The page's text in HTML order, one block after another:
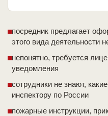
посредник предлагает
этого вида деятельности
непонятно, требуется
уведомления
сотрудники не знают,
инспектору по России
пожарные инструкции,